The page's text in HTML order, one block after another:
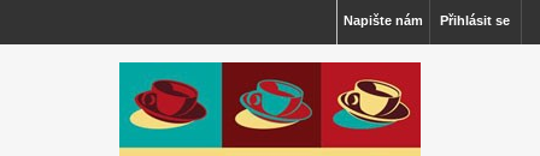
Přihlásit se
Napište nám